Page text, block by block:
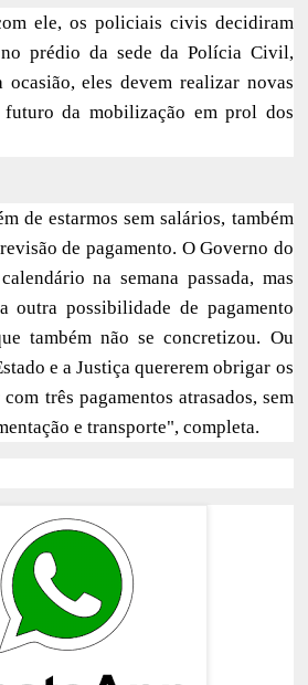
ele, os policiais civis decidiram
no prédio da sede da Polícia Civil,
ocasião, eles devem realizar novas
futuro da mobilização em prol dos
de estarmos sem salários, também
de pagamento. O Governo do
na semana passada, mas
outra possibilidade de pagamento
também não se concretizou. Ou
e a Justiça quererem obrigar os
três pagamentos atrasados, sem
e transporte", completa.